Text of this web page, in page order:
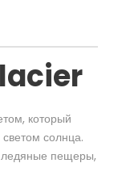
который
солнца.
пещеры,